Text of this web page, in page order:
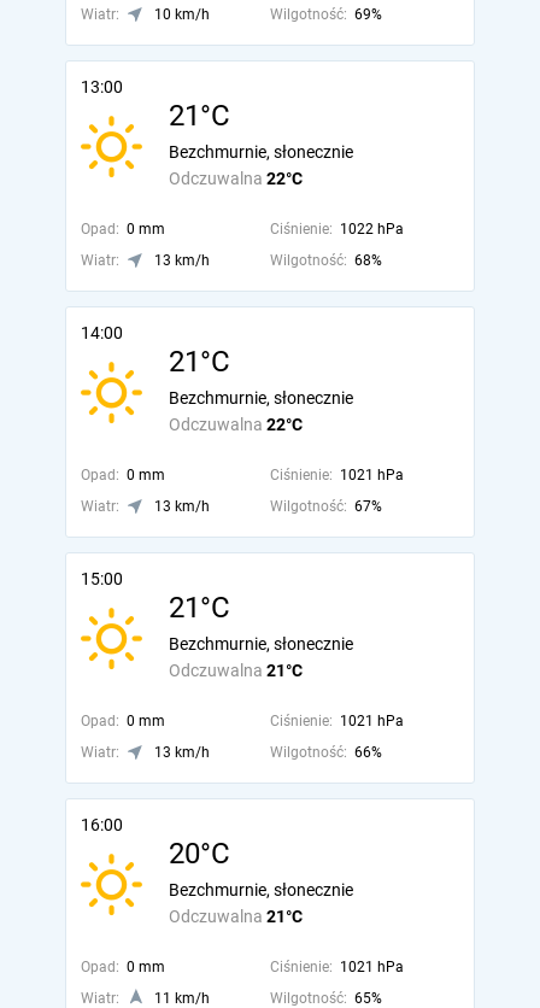
Wiatr:
10 km/h Wilgotność: 69%
13:00
21°C
Odczuwalna 22°C
Bezchmurnie, słonecznie
Opad: 0 mm Ciśnienie: 1022 hPa
Wiatr:
13 km/h Wilgotność: 68%
14:00
21°C
Odczuwalna 22°C
Bezchmurnie, słonecznie
Opad: 0 mm Ciśnienie: 1021 hPa
Wiatr:
13 km/h Wilgotność: 67%
15:00
21°C
Odczuwalna 21°C
Bezchmurnie, słonecznie
Opad: 0 mm Ciśnienie: 1021 hPa
Wiatr:
13 km/h Wilgotność: 66%
16:00
20°C
Odczuwalna 21°C
Bezchmurnie, słonecznie
Opad: 0 mm Ciśnienie: 1021 hPa
Wiatr:
11 km/h Wilgotność: 65%